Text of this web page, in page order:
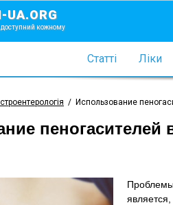
UA.ORG
кожному
Статті Ліки
/ Использование
пеногасителей